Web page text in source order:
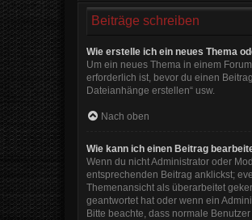
Beiträge schreiben
Wie erstelle ich ein neues Thema
Um ein neues Thema in einem
erforderlich ist, bevor du einen
Dateianhänge erstellen“ usw.
Nach oben
Wie kann ich einen Beitrag
Wenn du nicht Administrator oder
entsprechenden Beitrag anklickst;
Themenansicht als überarbeitet
geantwortet hat oder wenn ein
Bitte beachte, dass normale